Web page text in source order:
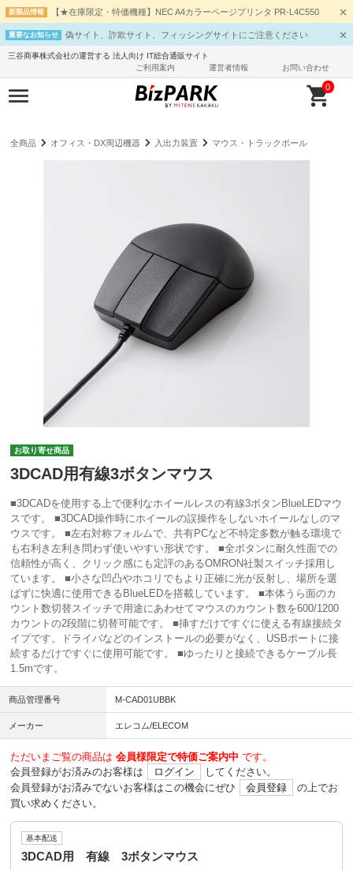
新製品情報 【★在庫限定・特価機種】NEC A4カラーページプリンタ PR-L4C550
重要なお知らせ 偽サイト、詐欺サイト、フィッシングサイトにご注意ください
三谷商事株式会社の運営する 法人向け IT総合通販サイト
ご利用案内
運営者情報 お問い合わせ
0
全商品 オフィス・DX周辺機器 入出力装置 マウス・トラックボール
お取り寄せ商品
3DCAD用有線3ボタンマウス
■3DCADを使用する上で便利なホイールレスの有線3ボタンBlueLEDマウ
スです。 ■3DCAD操作時にホイールの誤操作をしないホイールなしのマ
ウスです。 ■左右対称フォルムで、共有PCなど不特定多数が触る環境で
も右利き左利き問わず使いやすい形状です。 ■全ボタンに耐久性面での
信頼性が高く、クリック感にも定評のあるOMRON社製スイッチ採用し
ています。 ■小さな凹凸やホコリでもより正確に光が反射し、場所を選
ばずに快適に使用できるBlueLEDを搭載しています。 ■本体うら面のカ
ウント数切替スイッチで用途にあわせてマウスのカウント数を600/1200
カウントの2段階に切替可能です。 ■挿すだけですぐに使える有線接続タ
イプです。ドライバなどのインストールの必要がなく、USBポートに接
続するだけですぐに使用可能です。 ■ゆったりと接続できるケーブル長
1.5mです。
商品管理番号 M-CAD01UBBK
メーカー エレコム/ELECOM
ただいまご覧の商品は 会員様限定で特価ご案内中 です。
会員登録がお済みのお客様は
ログイン
してください。
会員登録がお済みでないお客様はこの機会にぜひ
会員登録
の上でお
買い求めください。
基本配送
3DCAD用 有線 3ボタンマウス